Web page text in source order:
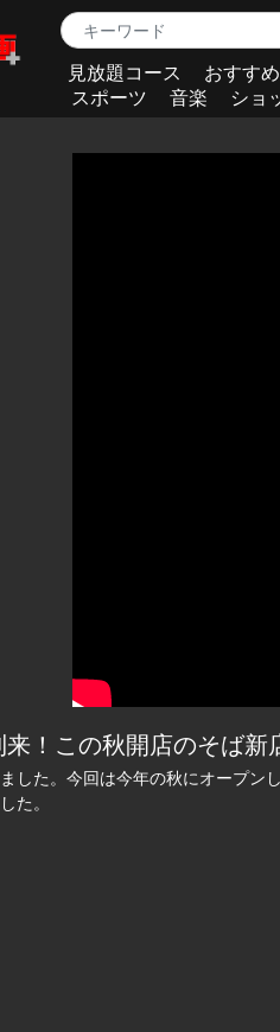
見放題コース おすす
スポーツ
音楽 ショ
来！この秋開店のそば
した。今回は今年の秋にオープ
た。